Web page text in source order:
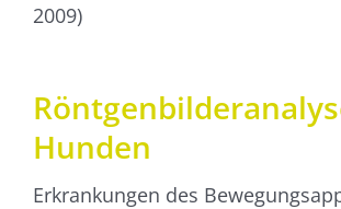
2009)
Hunden
Erkrankungen des